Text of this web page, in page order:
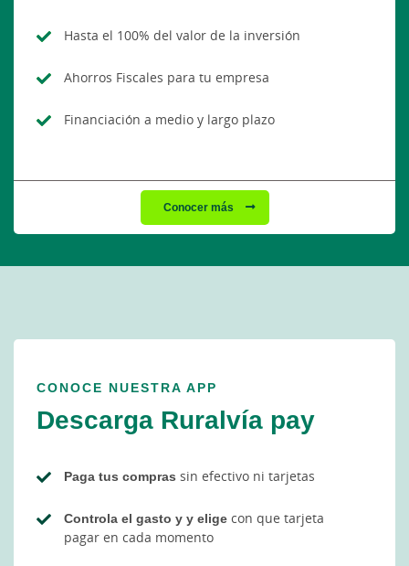
Hasta el 100% del valor de la inversión
Ahorros Fiscales para tu empresa
Financiación a medio y largo plazo
Conocer más
CONOCE NUESTRA APP
Descarga Ruralvía pay
Paga tus compras sin efectivo ni tarjetas
Controla el gasto y y elige con que tarjeta
pagar en cada momento